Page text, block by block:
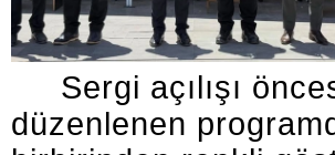
Sergi açılışı
düzenlenen